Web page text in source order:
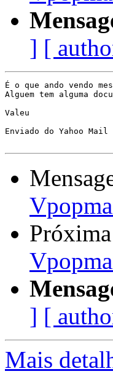
] [
É o que ando vendo
Alguem tem alguma
Valeu
Enviado do Yahoo Mail
] [
Mais